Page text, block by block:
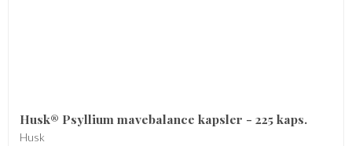
Husk® Psyllium mavebalance kapsler - 225 kaps.
Husk